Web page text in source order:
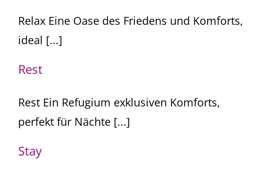
Relax Eine Oase des Friedens und Komforts,
ideal [...]
Rest
Rest Ein Refugium exklusiven Komforts,
perfekt für Nächte [...]
Stay